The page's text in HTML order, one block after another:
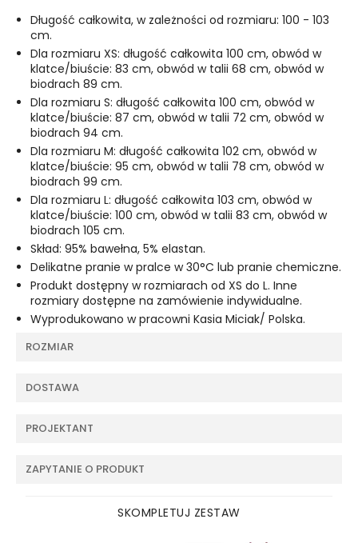
Długość całkowita, w zależności od rozmiaru: 100 - 103
cm.
Dla rozmiaru XS: długość całkowita 100 cm, obwód w
klatce/biuście: 83 cm, obwód w talii 68 cm, obwód w
biodrach 89 cm.
Dla rozmiaru S: długość całkowita 100 cm, obwód w
klatce/biuście: 87 cm, obwód w talii 72 cm, obwód w
biodrach 94 cm.
Dla rozmiaru M: długość całkowita 102 cm, obwód w
klatce/biuście: 95 cm, obwód w talii 78 cm, obwód w
biodrach 99 cm.
Dla rozmiaru L: długość całkowita 103 cm, obwód w
klatce/biuście: 100 cm, obwód w talii 83 cm, obwód w
biodrach 105 cm.
Skład: 95% bawełna, 5% elastan.
Delikatne pranie w pralce w 30°C lub pranie chemiczne.
Produkt dostępny w rozmiarach od XS do L. Inne
rozmiary dostępne na zamówienie indywidualne.
Wyprodukowano w pracowni Kasia Miciak/ Polska.
ROZMIAR
DOSTAWA
PROJEKTANT
ZAPYTANIE O PRODUKT
SKOMPLETUJ ZESTAW